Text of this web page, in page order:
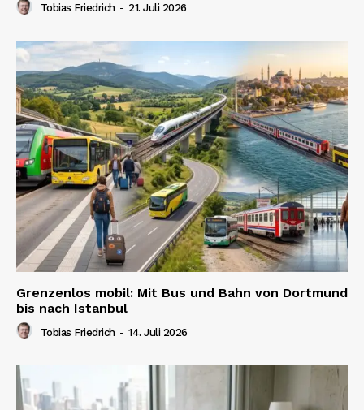
Tobias Friedrich - 21. Juli 2026
Grenzenlos mobil: Mit Bus und Bahn von Dortmund
bis nach Istanbul
Tobias Friedrich - 14. Juli 2026